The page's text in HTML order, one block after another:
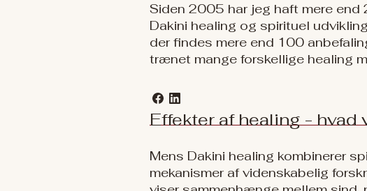
Siden 2005 har jeg haft mere
Dakini healing og spirituel
der findes mere end 100
trænet mange forskellige healing
Effekter af healing - hvad
Mens Dakini healing kombinerer
mekanismer af videnskabelig